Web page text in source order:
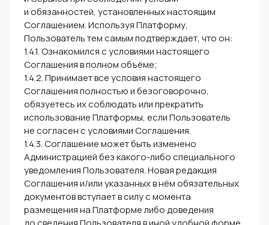
и обязанностей, установленных настоящим
Соглашением. Используя Платформу,
Пользователь тем самым подтверждает, что он:
1.4.1. Ознакомился с условиями настоящего
Соглашения в полном объёме;
1.4.2. Принимает все условия настоящего
Соглашения полностью и безоговорочно,
обязуетесь их соблюдать или прекратить
использование Платформы, если Пользователь
не согласен с условиями Соглашения.
1.4.3. Соглашение может быть изменено
Администрацией без какого-либо специального
уведомления Пользователя. Новая редакция
Соглашения и/или указанных в нём обязательных
документов вступает в силу с момента
размещения на Платформе либо доведения